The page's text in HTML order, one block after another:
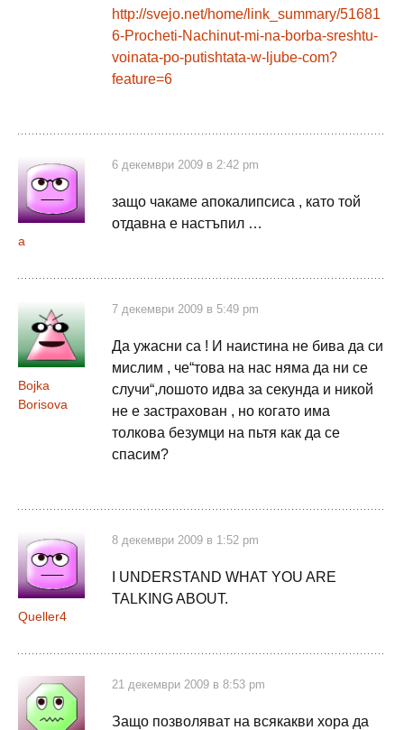
http://svejo.net/home/link_summary/51681
6-Procheti-Nachinut-mi-na-borba-sreshtu-
voinata-po-putishtata-w-ljube-com?
feature=6
а
6 декември 2009 в 2:42 pm
защо чакаме апокалипсиса , като той
отдавна е настъпил …
Bojka
Borisova
7 декември 2009 в 5:49 pm
Да ужасни са ! И наистина не бива да си
мислим , че“това на нас няма да ни се
случи“,лошото идва за секунда и никой
не е застрахован , но когато има
толкова безумци на пьтя как да се
спасим?
Queller4
8 декември 2009 в 1:52 pm
I UNDERSTAND WHAT YOU ARE
TALKING ABOUT.
21 декември 2009 в 8:53 pm
Защо позволяват на всякакви хора да